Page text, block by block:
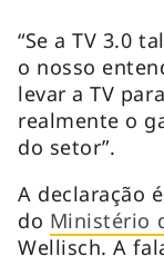
“Se a TV 3.0
o nosso
levar a TV
realmente o
do setor”.
A declaração
do Ministério
Wellisch. A